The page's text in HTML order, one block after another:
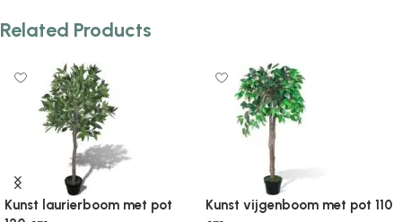
Related Products
met pot
Kunst vijgenboom met pot 110
Kunst